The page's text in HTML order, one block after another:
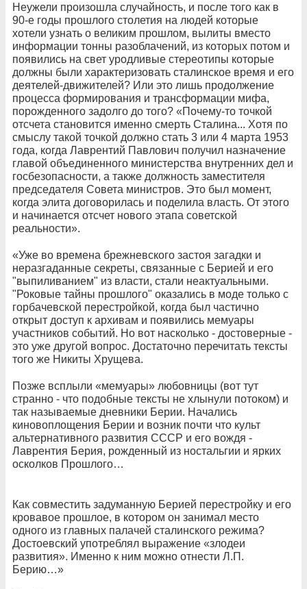
Неужели произошла случайность, и после того как в
90-е годы прошлого столетия на людей которые
хотели узнать о великим прошлом, вылиты вместо
информации тонны разоблачений, из которых потом и
появились на свет уродливые стереотипы которые
должны были характеризовать сталинское время и его
деятелей-движителей? Или это лишь продолжение
процесса формирования и трансформации мифа,
порожденного задолго до того? «Почему-то точкой
отсчета становится именно смерть Сталина... Хотя по
смыслу такой точкой должно стать 3 или 4 марта 1953
года, когда Лаврентий Павлович получил назначение
главой объединенного министерства внутренних дел и
госбезопасности, а также должность заместителя
председателя Совета министров. Это был момент,
когда элита договорилась и поделила власть. От этого
и начинается отсчет нового этапа советской
реальности».
«Уже во времена брежневского застоя загадки и
неразгаданные секреты, связанные с Берией и его
"выпиливанием" из власти, стали неактуальными.
"Роковые тайны прошлого" оказались в моде только с
горбачевской перестройкой, когда был частично
открыт доступ к архивам и появились мемуары
участников событий. Но вот насколько - достоверные -
это уже другой вопрос. Достаточно перечитать тексты
того же Никиты Хрущева.
Позже всплыли «мемуары» любовницы (вот тут
странно - что подобные тексты не хлынули потоком) и
так называемые дневники Берии. Начались
киновоплощения Берии и возник почти что культ
альтернативного развития СССР и его вождя -
Лаврентия Берия, рожденный из ностальгии и ярких
осколков Прошлого…
Как совместить задуманную Берией перестройку и его
кровавое прошлое, в котором он занимал место
одного из главных палачей сталинского режима?
Достоевский употреблял выражение «злодеи
развития». Именно к ним можно отнести Л.П.
Берию…»